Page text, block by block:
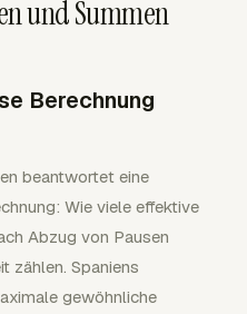
und Summen
Berechnung
beantwortet eine
Wie viele effektive
Abzug von Pausen
zählen. Spaniens
gewöhnliche